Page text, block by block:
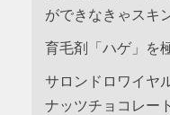
ができなきゃスキ
育毛剤「ハゲ」を
サロンドロワイヤ
ナッツチョコレー